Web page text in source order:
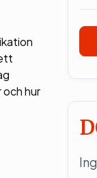
och hur